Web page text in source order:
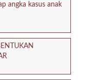
angka kasus anak